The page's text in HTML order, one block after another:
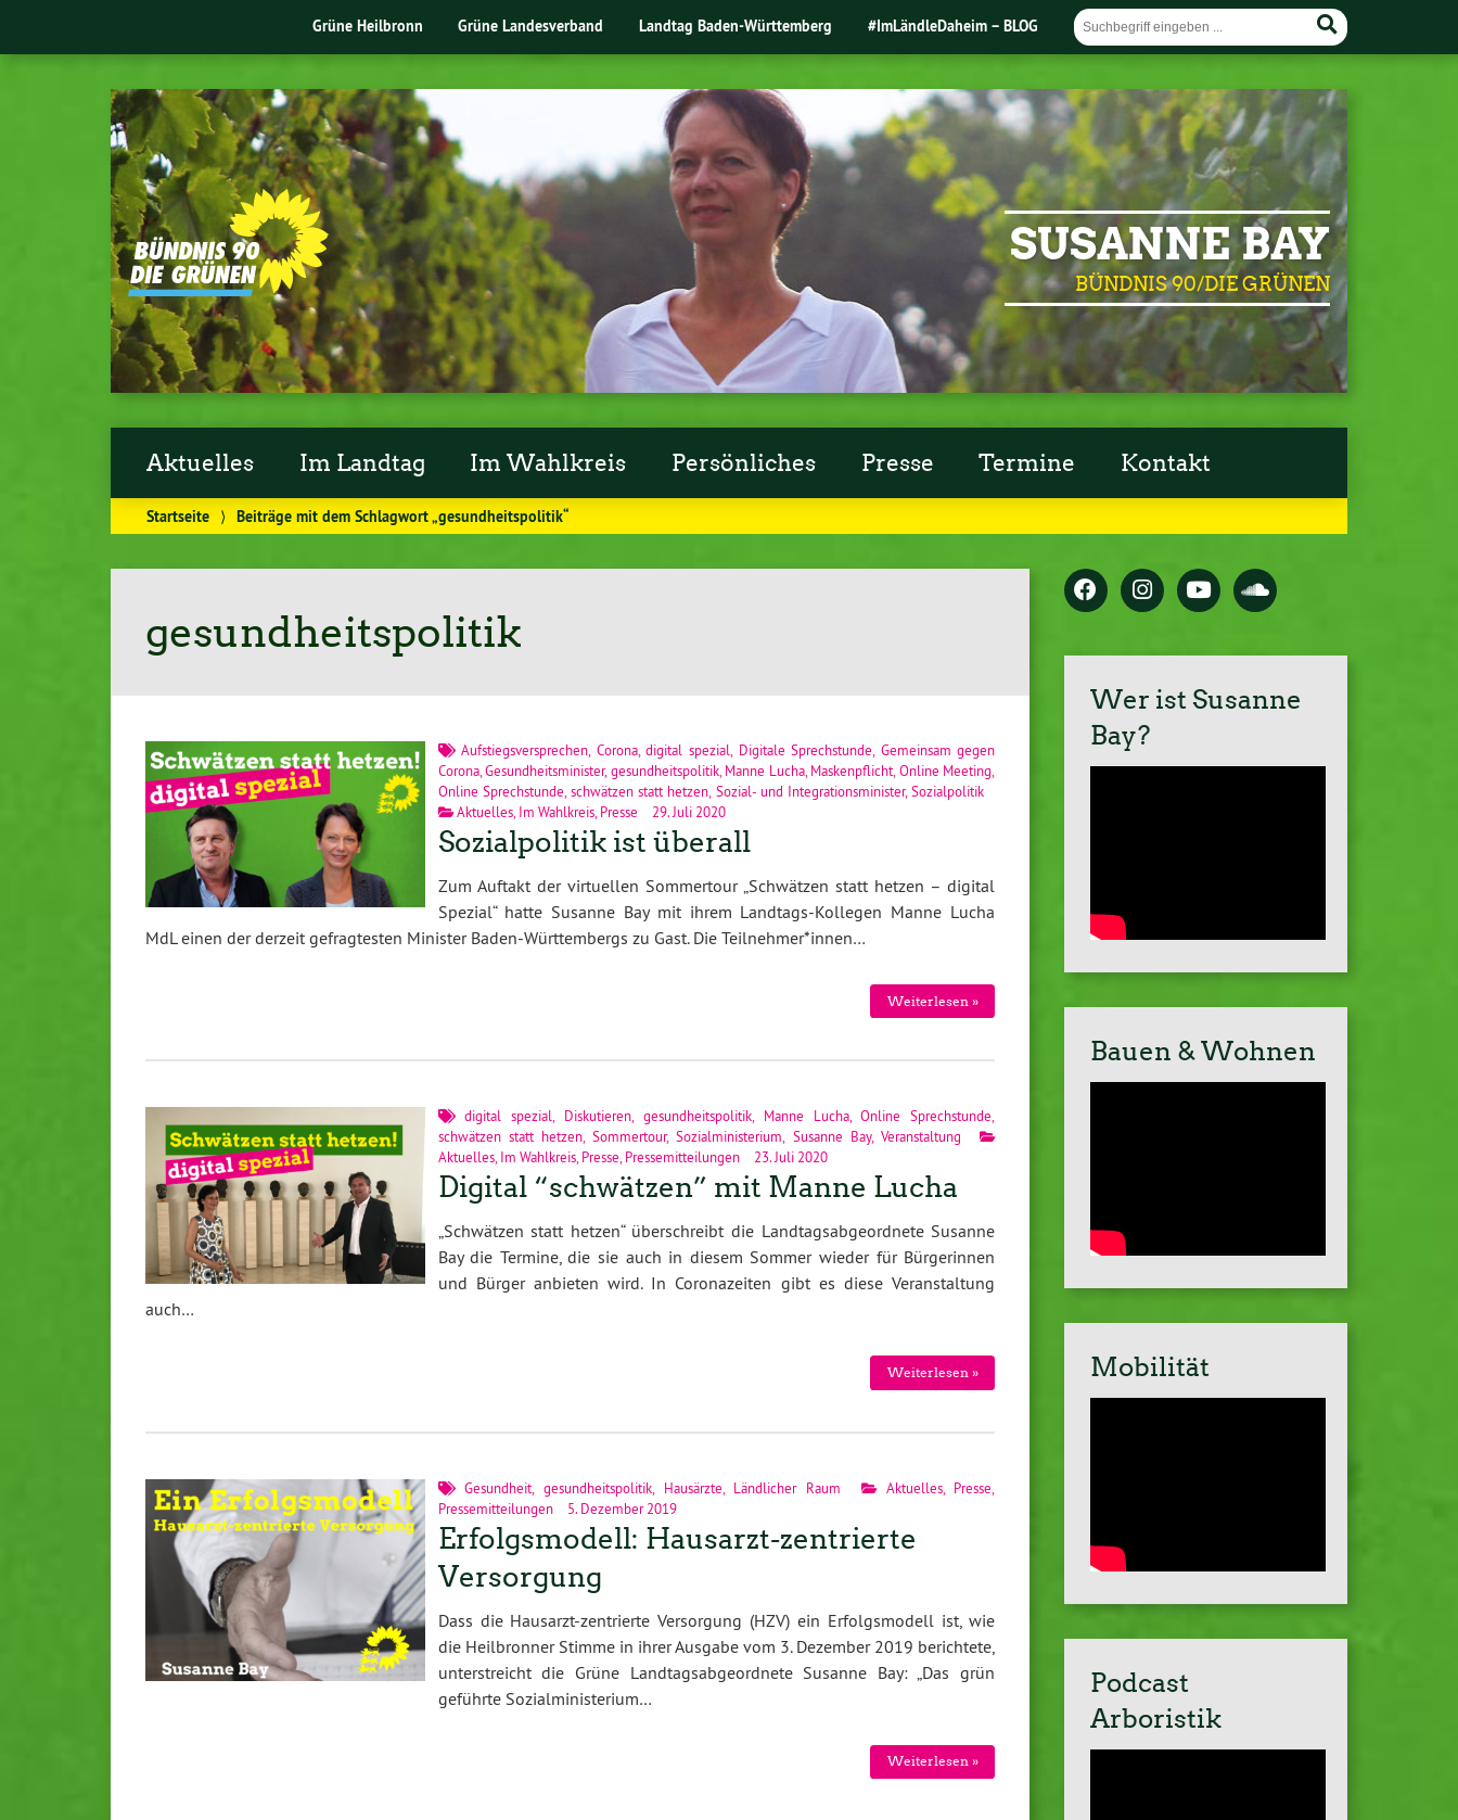
Grüne Heilbronn Grüne Landesverband Landtag Baden-Württemberg #ImLändleDaheim – BLOG
SUSANNE BAY
BÜNDNIS 90/DIE GRÜNEN
Aktuelles Im Landtag Im Wahlkreis Persönliches Presse Termine Kontakt
Startseite ⟩ Beiträge mit dem Schlagwort „gesundheitspolitik“
gesundheitspolitik
Aufstiegsversprechen Corona,digital spezial Digitale Sprechstunde Gemeinsam gegen
Corona,Gesundheitsminister, gesundheitspolitik, Manne Lucha, Maskenpflicht Online Meeting
Online Sprechstunde ,schwätzen statt hetzen Sozial- und Integrationsminister,Sozialpolitik
Aktuelles, Im Wahlkreis, Presse 29. Juli 2020
Sozialpolitik ist überall
Zum Auftakt der virtuellen Sommertour „Schwätzen statt hetzen – digital
Spezial“ hatte Susanne Bay mit ihrem Landtags-Kollegen Manne Lucha
MdL einen der derzeit gefragtesten Minister Baden-Württembergs zu Gast. Die Teilnehmer*innen…
Weiterlesen »
digital spezial, Diskutieren, gesundheitspolitik, Manne Lucha,Online Sprechstunde,
schwätzen statt hetzen,Sommertour,Sozialministerium, Susanne Bay,Veranstaltung
Aktuelles,Im Wahlkreis,Presse,Pressemitteilungen 23. Juli 2020
Digital “schwätzen” mit Manne Lucha
„Schwätzen statt hetzen“ überschreibt die Landtagsabgeordnete Susanne
Bay die Termine, die sie auch in diesem Sommer wieder für Bürgerinnen
und Bürger anbieten wird. In Coronazeiten gibt es diese Veranstaltung
auch…
Weiterlesen »
Gesundheit ,gesundheitspolitik Hausärzte Ländlicher Raum Aktuelles, Presse
Pressemitteilungen
5. Dezember 2019
Erfolgsmodell: Hausarzt-zentrierte
Versorgung
Dass die Hausarzt-zentrierte Versorgung (HZV) ein Erfolgsmodell ist, wie
die Heilbronner Stimme in ihrer Ausgabe vom 3. Dezember 2019 berichtete,
unterstreicht die Grüne Landtagsabgeordnete Susanne Bay: „Das grün
geführte Sozialministerium…
Weiterlesen »
Wer ist Susanne
Bay?
Bauen & Wohnen
Mobilität
Podcast
Arboristik